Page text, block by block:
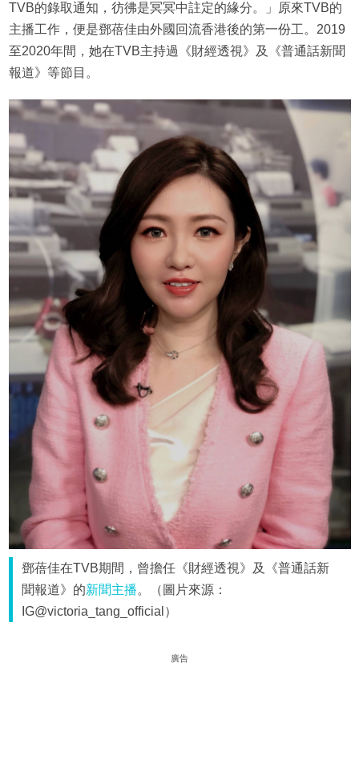
TVB的錄取通知，彷彿是冥冥中註定的緣分。」原來TVB的
主播工作，便是鄧蓓佳由外國回流香港後的第一份工。2019
至2020年間，她在TVB主持過《財經透視》及《普通話新聞
報道》等節目。
鄧蓓佳在TVB期間，曾擔任《財經透視》及《普通話新
聞報道》的新聞主播。（圖片來源：
IG@victoria_tang_official）
廣告